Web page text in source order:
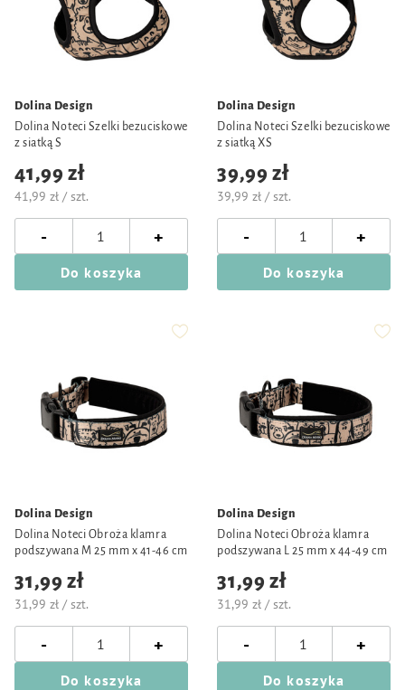
Dolina Design
Dolina Noteci Szelki bezuciskowe
z siatką S
41,99 zł
41,99 zł / szt.
- +
Do koszyka
Dolina Design
Dolina Noteci Szelki bezuciskowe
z siatką XS
39,99 zł
39,99 zł / szt.
- +
Do koszyka
Dolina Design
Dolina Noteci Obroża klamra
podszywana M 25 mm x 41-46 cm
31,99 zł
31,99 zł / szt.
- +
Do koszyka
Dolina Design
Dolina Noteci Obroża klamra
podszywana L 25 mm x 44-49 cm
31,99 zł
31,99 zł / szt.
- +
Do koszyka